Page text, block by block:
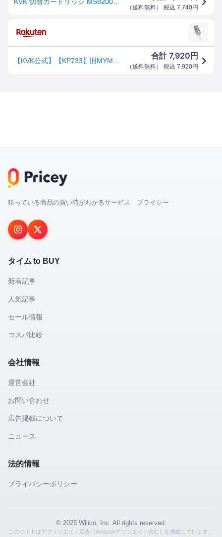
（送料無料） 税込 7,740円
合計7,920 円
（送料無料） 税込 7,920円
狙っている商品の買い時がわかるサービス プライシー
タイム to BUY
新着記事
人気記事
セール情報
コスパ比較
会社情報
運営会社
お問い合わせ
広告掲載について
ニュース
法的情報
プライバシーポリシー
© 2025 Wilico, Inc. All rights reserved.
このサイトはアフィリエイト広告（Amazonアソシエイト含む）を掲載しています。